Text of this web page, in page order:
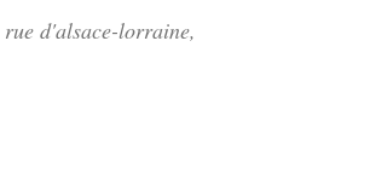
rue d'alsace-lorraine,